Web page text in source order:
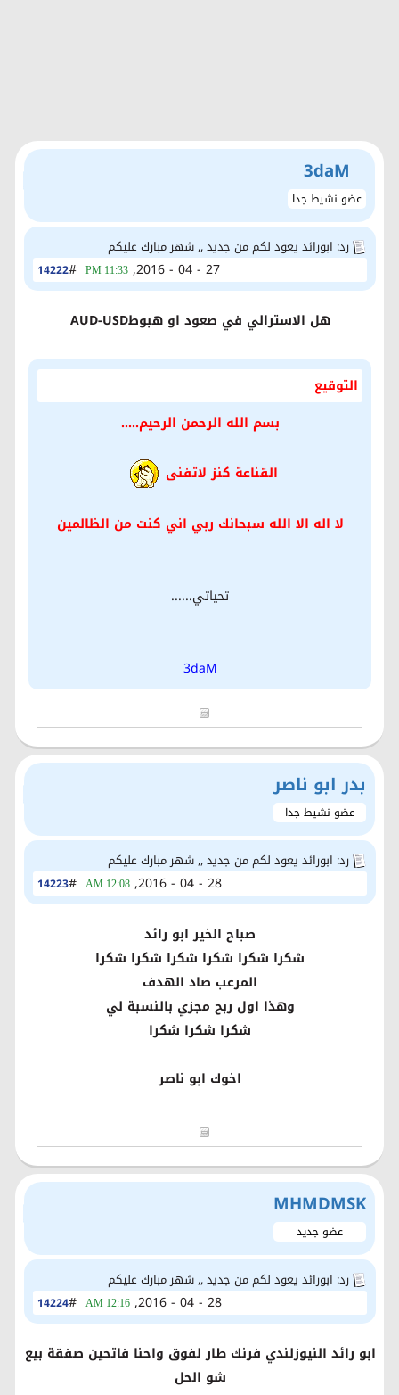
3daM
عضو نشيط جدا
رد: ابورائد يعود لكم من جديد ,, شهر مبارك عليكم
14222# 27 - 04 - 2016,
11:33 PM
هل الاسترالي في صعود او هبوطAUD-USD
التوقيع
بسم الله الرحمن الرحيم.....
القناعة كنز لاتفنى
لا اله الا الله سبحانك ربي اني كنت من الظالمين
تحياتي......
3daM
بدر ابو ناصر
عضو نشيط جدا
رد: ابورائد يعود لكم من جديد ,, شهر مبارك عليكم
14223# 28 - 04 - 2016,
12:08 AM
صباح الخير ابو رائد
شكرا شكرا شكرا شكرا شكرا شكرا
المرعب صاد الهدف
وهذا اول ربح مجزي بالنسبة لي
شكرا شكرا شكرا
اخوك ابو ناصر
MHMDMSK
عضو جديد
رد: ابورائد يعود لكم من جديد ,, شهر مبارك عليكم
14224# 28 - 04 - 2016,
12:16 AM
ابو رائد النيوزلندي فرنك طار لفوق واحنا فاتحين صفقة بيع
شو الحل